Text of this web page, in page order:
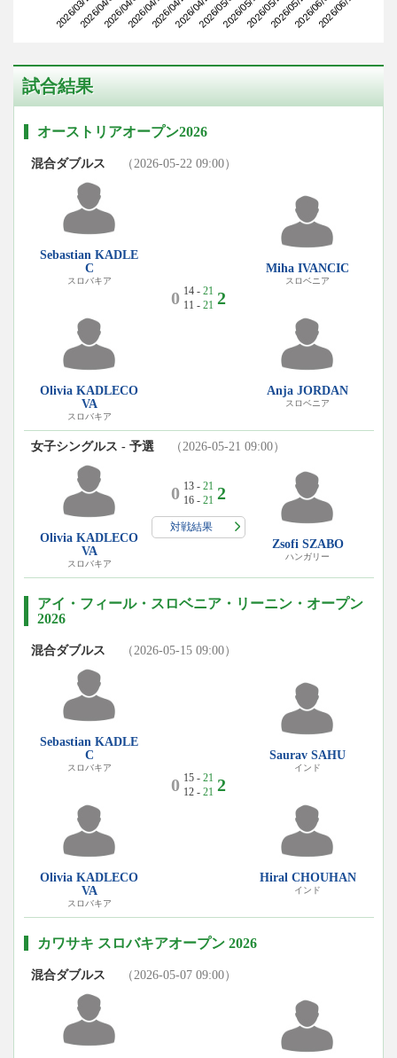
2026/03/252026/04/012026/04/082026/04/152026/04/222026/04/292026/05/062026/05/132026/05/202026/05/272026/06/032026/06/10
試合結果
オーストリアオープン2026
混合ダブルス （2026-05-22 09:00）
Sebastian KADLE
C
スロバキア
Olivia KADLECO
VA
スロバキア
0 14 - 21
11 - 21 2
Miha IVANCIC
スロベニア
Anja JORDAN
スロベニア
女子シングルス - 予選 （2026-05-21 09:00）
Olivia KADLECO
VA
スロバキア
0 13 - 21
16 - 21 2
対戦結果
Zsofi SZABO
ハンガリー
アイ・フィール・スロベニア・リーニン・オープン
2026
混合ダブルス （2026-05-15 09:00）
Sebastian KADLE
C
スロバキア
Olivia KADLECO
VA
スロバキア
0 15 - 21
12 - 21 2
Saurav SAHU
インド
Hiral CHOUHAN
インド
カワサキ スロバキアオープン 2026
混合ダブルス （2026-05-07 09:00）